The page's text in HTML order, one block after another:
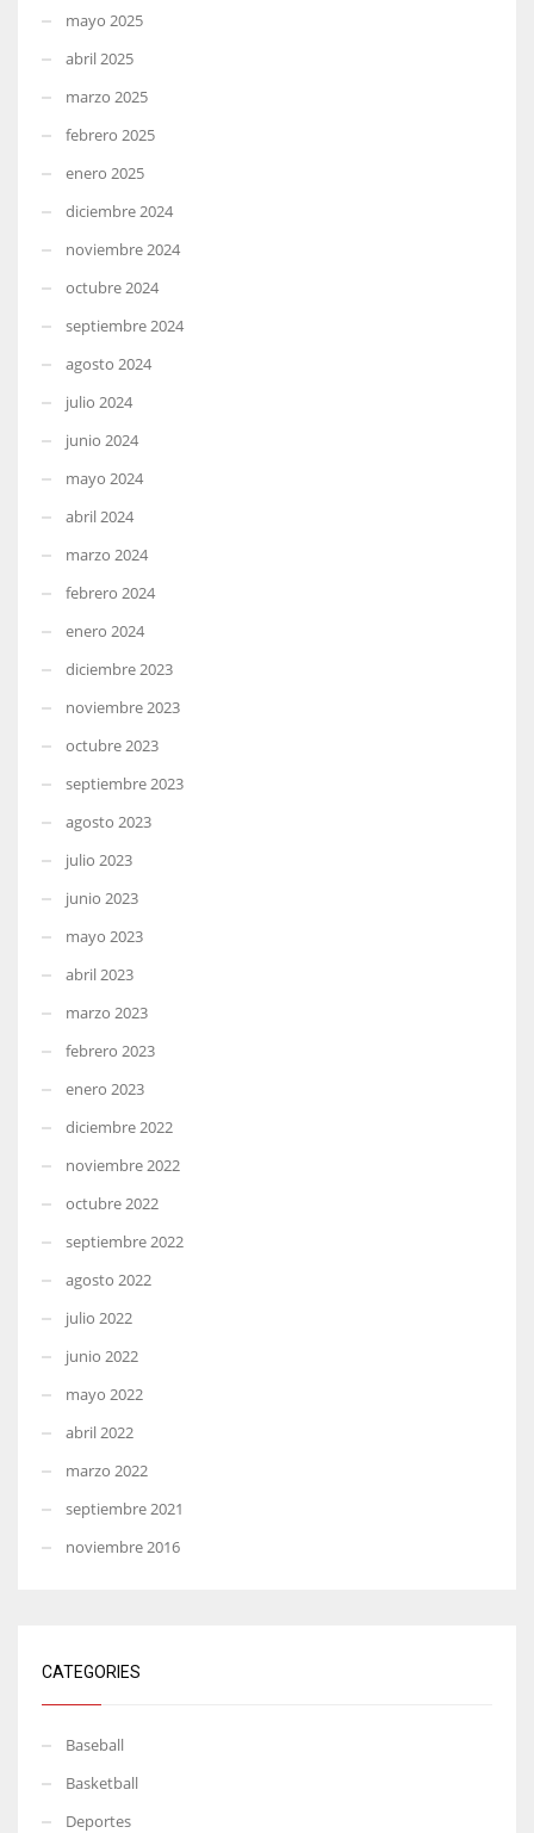
mayo 2025
abril 2025
marzo 2025
febrero 2025
enero 2025
diciembre 2024
noviembre 2024
octubre 2024
septiembre 2024
agosto 2024
julio 2024
junio 2024
mayo 2024
abril 2024
marzo 2024
febrero 2024
enero 2024
diciembre 2023
noviembre 2023
octubre 2023
septiembre 2023
agosto 2023
julio 2023
junio 2023
mayo 2023
abril 2023
marzo 2023
febrero 2023
enero 2023
diciembre 2022
noviembre 2022
octubre 2022
septiembre 2022
agosto 2022
julio 2022
junio 2022
mayo 2022
abril 2022
marzo 2022
septiembre 2021
noviembre 2016
CATEGORIES
Baseball
Basketball
Deportes